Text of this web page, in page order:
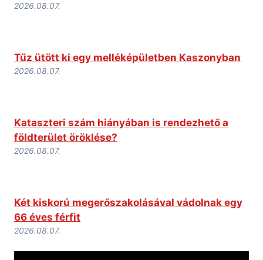
2026.08.07.
Tűz ütött ki egy melléképületben Kaszonyban
2026.08.07.
Kataszteri szám hiányában is rendezhető a
földterület öröklése?
2026.08.07.
Két kiskorú megerőszakolásával vádolnak egy
66 éves férfit
2026.08.07.